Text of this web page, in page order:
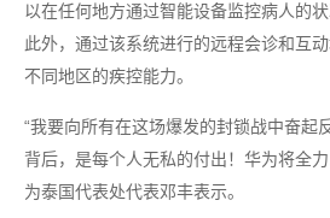
以在任何地方通过智能设备监控病人的
此外，通过该系统进行的远程会诊和互
不同地区的疾控能力。
“我要向所有在这场爆发的封锁战中奋起
背后，是每个人无私的付出！华为将全
为泰国代表处代表邓丰表示。